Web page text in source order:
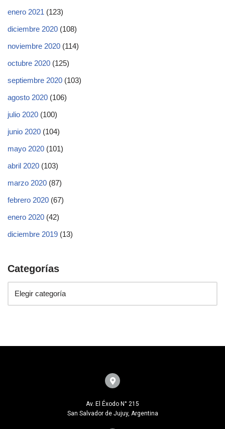
enero 2021 (123)
diciembre 2020 (108)
noviembre 2020 (114)
octubre 2020 (125)
septiembre 2020 (103)
agosto 2020 (106)
julio 2020 (100)
junio 2020 (104)
mayo 2020 (101)
abril 2020 (103)
marzo 2020 (87)
febrero 2020 (67)
enero 2020 (42)
diciembre 2019 (13)
Categorías
Av. El Éxodo N° 215
San Salvador de Jujuy, Argentina